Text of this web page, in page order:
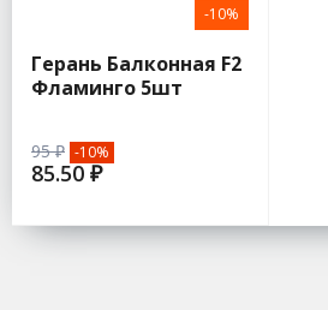
-10%
Герань Балконная F2
Фламинго 5шт
95 ₽ -10%
85.50 ₽